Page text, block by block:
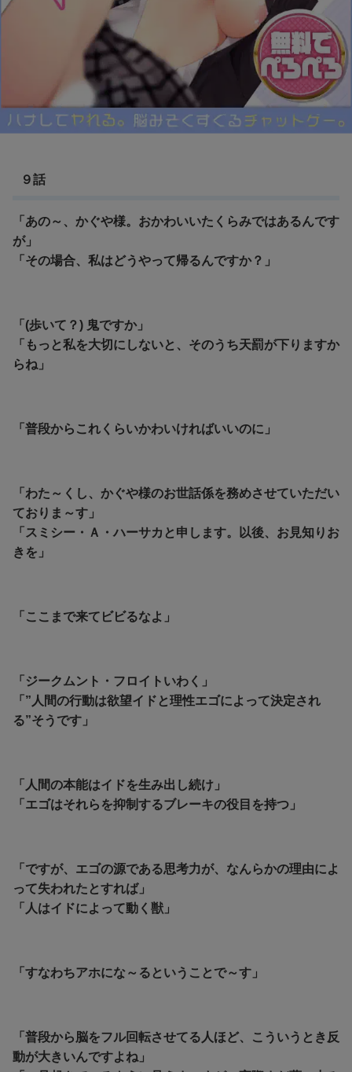
９話
「あの～、かぐや様。おかわいいたくらみではあるんです
が」
「その場合、私はどうやって帰るんですか？」
「(歩いて？) 鬼ですか」
「もっと私を大切にしないと、そのうち天罰が下りますか
らね」
「普段からこれくらいかわいければいいのに」
「わた～くし、かぐや様のお世話係を務めさせていただい
ておりま～す」
「スミシー・Ａ・ハーサカと申します。以後、お見知りお
きを」
「ここまで来てビビるなよ」
「ジークムント・フロイトいわく」
「”人間の行動は欲望イドと理性エゴによって決定され
る”そうです」
「人間の本能はイドを生み出し続け」
「エゴはそれらを抑制するブレーキの役目を持つ」
「ですが、エゴの源である思考力が、なんらかの理由によ
って失われたとすれば」
「人はイドによって動く獣」
「すなわちアホにな～るということで～す」
「普段から脳をフル回転させてる人ほど、こういうとき反
動が大きいんですよね」